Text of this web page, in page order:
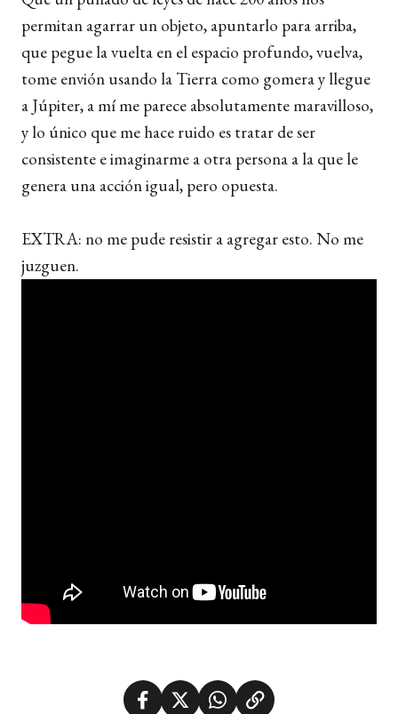
permitan agarrar un objeto, apuntarlo para arriba,
que pegue la vuelta en el espacio profundo, vuelva,
tome envión usando la Tierra como gomera y llegue
a Júpiter, a mí me parece absolutamente maravilloso,
y lo único que me hace ruido es tratar de ser
consistente e imaginarme a otra persona a la que le
genera una acción igual, pero opuesta.
EXTRA: no me pude resistir a agregar esto. No me
juzguen.